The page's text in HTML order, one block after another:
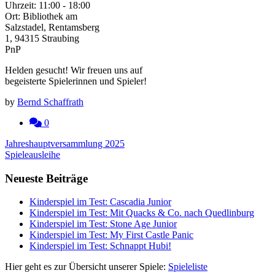
Uhrzeit: 11:00 - 18:00
Ort: Bibliothek am
Salzstadel, Rentamsberg
1, 94315 Straubing
PnP
Helden gesucht! Wir freuen uns auf
begeisterte Spielerinnen und Spieler!
by Bernd Schaffrath
0
Beitragsnavigation
Jahreshauptversammlung 2025
Spieleausleihe
Neueste Beiträge
Kinderspiel im Test: Cascadia Junior
Kinderspiel im Test: Mit Quacks & Co. nach Quedlinburg
Kinderspiel im Test: Stone Age Junior
Kinderspiel im Test: My First Castle Panic
Kinderspiel im Test: Schnappt Hubi!
Hier geht es zur Übersicht unserer Spiele: Spieleliste